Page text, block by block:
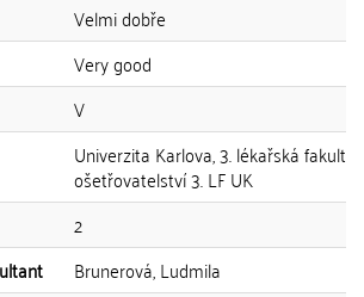
Velmi dobře
Very good
V
Univerzita Karlova, 3. lékařská
ošetřovatelství 3. LF UK
2
Brunerová, Ludmila